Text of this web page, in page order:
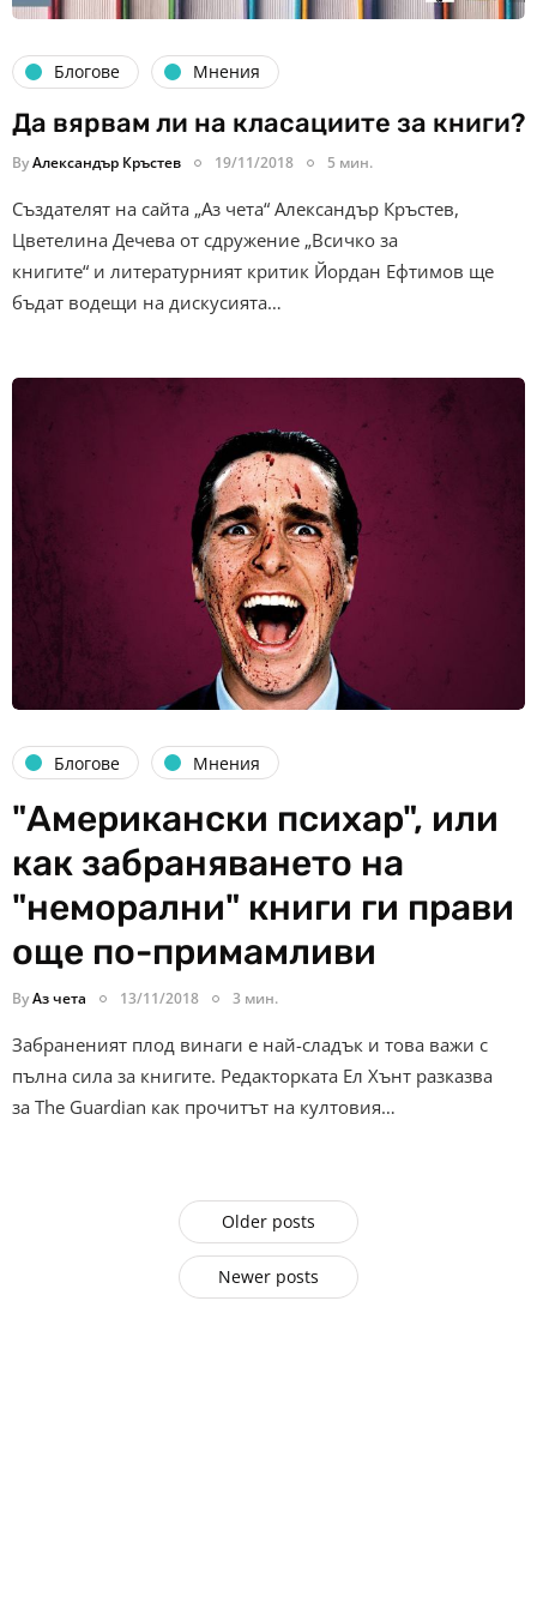
Блогове Мнения
Да вярвам ли на класациите за книги?
ByАлександър Кръстев 19/11/2018 5 мин.
Създателят на сайта „Аз чета“ Александър Кръстев,
Цветелина Дечева от сдружение „Всичко за
книгите“ и литературният критик Йордан Ефтимов ще
бъдат водещи на дискусията…
Блогове Мнения
"Американски психар", или
как забраняването на
"неморални" книги ги прави
още по-примамливи
ByАз чета 13/11/2018 3 мин.
Забраненият плод винаги е най-сладък и това важи с
пълна сила за книгите. Редакторката Ел Хънт разказва
за The Guardian как прочитът на култовия…
Older posts
Newer posts